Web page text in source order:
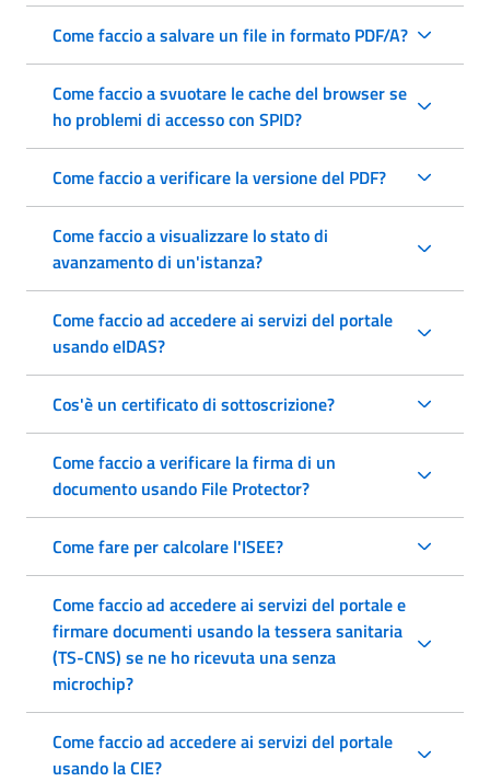
Come faccio a salvare un file in formato PDF/A?
Come faccio a svuotare le cache del browser se
ho problemi di accesso con SPID?
Come faccio a verificare la versione del PDF?
Come faccio a visualizzare lo stato di
avanzamento di un'istanza?
Come faccio ad accedere ai servizi del portale
usando eIDAS?
Cos'è un certificato di sottoscrizione?
Come faccio a verificare la firma di un
documento usando File Protector?
Come fare per calcolare l'ISEE?
Come faccio ad accedere ai servizi del portale e
firmare documenti usando la tessera sanitaria
(TS-CNS) se ne ho ricevuta una senza
microchip?
Come faccio ad accedere ai servizi del portale
usando la CIE?